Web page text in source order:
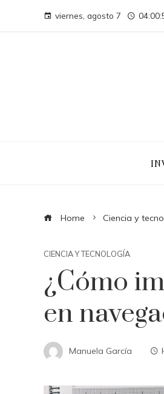
viernes, agosto 7
Home Ciencia y
CIENCIA Y TECNOLOGÍA
¿Cómo
en
Manuela García